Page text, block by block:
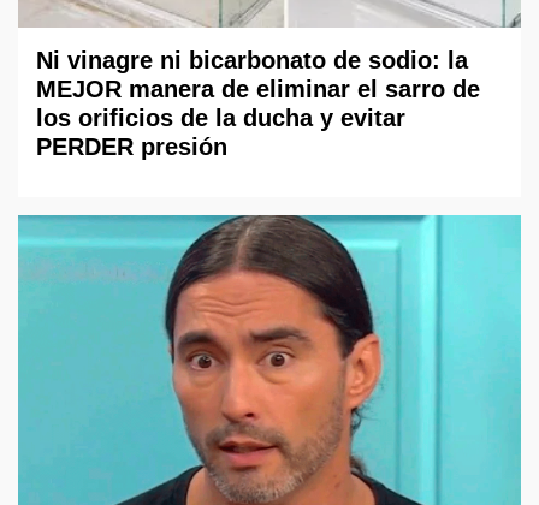
Ni vinagre ni bicarbonato de sodio: la
MEJOR manera de eliminar el sarro de
los orificios de la ducha y evitar
PERDER presión